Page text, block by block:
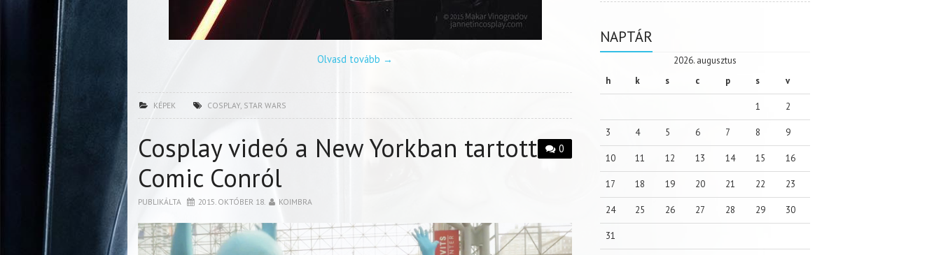
Olvasd tovább →
KÉPEK COSPLAY, STAR WARS
0
Cosplay videó a New Yorkban tartott
Comic Conról
PUBLIKÁLTA 2015. OKTÓBER 18. KOIMBRA
NAPTÁR
2026. augusztus
h
k s c p s v
1 2
3 4 5 6 7 8 9
10 11 12 13 14 15 16
17 18 19 20 21 22 23
24 25 26 27 28 29 30
31